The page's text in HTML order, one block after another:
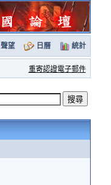
聲望 日曆 統計
重寄認證電子郵件